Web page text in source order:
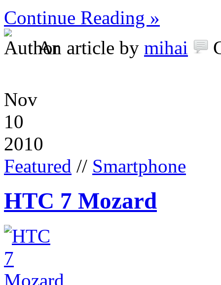
Continue Reading »
An article by mihai
Nov
10
2010
Featured // Smartphone
HTC 7 Mozard